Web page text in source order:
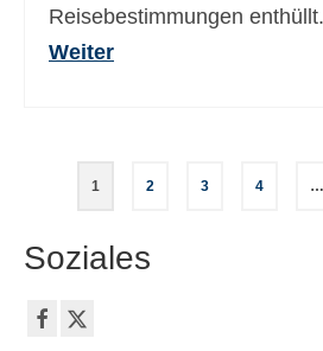
Reisebestimmungen
Weiter
der
Beiträge
1 2 3 4 …
Soziales